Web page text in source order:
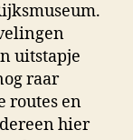
uitstapje
raar
routes en
hier